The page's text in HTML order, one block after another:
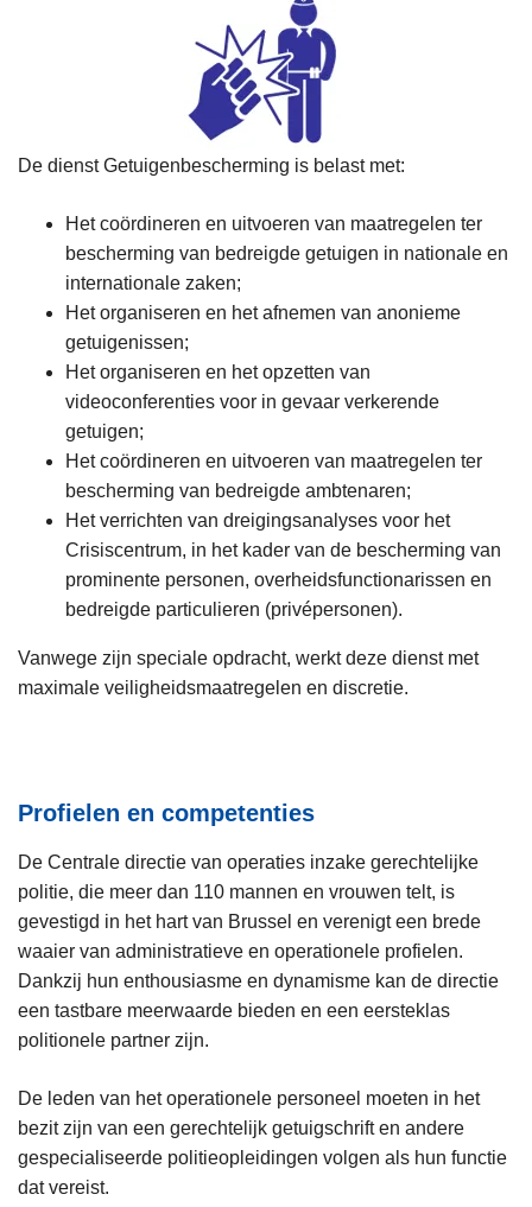
De dienst Getuigenbescherming is belast met:
Het coördineren en uitvoeren van maatregelen ter
bescherming van bedreigde getuigen in nationale en
internationale zaken;
Het organiseren en het afnemen van anonieme
getuigenissen;
Het organiseren en het opzetten van
videoconferenties voor in gevaar verkerende
getuigen;
Het coördineren en uitvoeren van maatregelen ter
bescherming van bedreigde ambtenaren;
Het verrichten van dreigingsanalyses voor het
Crisiscentrum, in het kader van de bescherming van
prominente personen, overheidsfunctionarissen en
bedreigde particulieren (privépersonen).
Vanwege zijn speciale opdracht, werkt deze dienst met
maximale veiligheidsmaatregelen en discretie.
Profielen en competenties
De Centrale directie van operaties inzake gerechtelijke
politie, die meer dan 110 mannen en vrouwen telt, is
gevestigd in het hart van Brussel en verenigt een brede
waaier van administratieve en operationele profielen.
Dankzij hun enthousiasme en dynamisme kan de directie
een tastbare meerwaarde bieden en een eersteklas
politionele partner zijn.
De leden van het operationele personeel moeten in het
bezit zijn van een gerechtelijk getuigschrift en andere
gespecialiseerde politieopleidingen volgen als hun functie
dat vereist.